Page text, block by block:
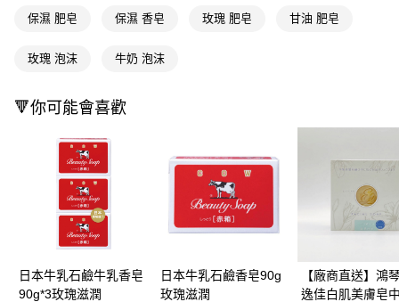
AFTEE先享後付是「在收到商品之後才付款」的支付方式。 讓您購物簡單
２．便利：只要手機號碼，簡訊認證，即可結帳。
【「AFTEE先享後付」結帳流程】
１．於結帳方式選擇「AFTEE先享後付」後，將跳轉至「AFTEE先享後付」
結帳頁面，進行簡訊認證並確認金額後，即可完成結帳。
２．訂單成立數日內，您將收到繳費通知簡訊。
３．收到繳費通知簡訊後14天內，點擊此簡訊中的連結，可透過四大超商／
ATM／網路銀行／等多元方式進行付款，方視為交易完成。
※ 請注意：結帳手續完成當下不需立刻繳費，但若您需要取消訂單，請聯絡
購買商品的店家。未經商家同意取消之訂單仍視為有效，需透過AFTEE先享
後付繳納相關費用。
是否繳費成功／繳費後需取消欲退款等相關疑問，請聯繫「AFTEE先享後付
客戶支援中心」https://netprotections.freshdesk.com/support/home
運送方式
宅配(廠商直送🚚)
宅配(離島廠商直送🚚)
保濕 肥皂 保濕 香皂 玫瑰 肥皂 甘油 肥皂
玫瑰 泡沫 牛奶 泡沫
🔻你可能會喜歡
日本牛乳石鹼牛乳香皂
90g*3玫瑰滋潤
日本牛乳石鹼香皂90g
玫瑰滋潤
【廠商直送】鴻
逸佳白肌美膚皂